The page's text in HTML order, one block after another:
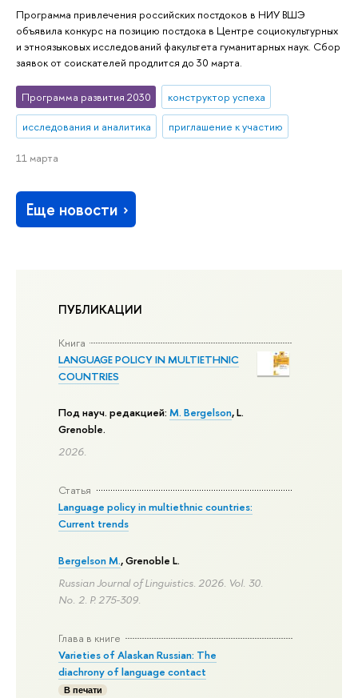
ПУБЛИКАЦИИ
Книга
LANGUAGE POLICY IN MULTIETHNIC
COUNTRIES
Под науч. редакцией:M. Bergelson, L.
Grenoble.
2026.
Статья
Language policy in multiethnic countries:
Current trends
Bergelson M., Grenoble L.
Russian Journal of Linguistics. 2026. Vol. 30.
No. 2. P. 275-309.
Глава в книге
Varieties of Alaskan Russian: The
diachrony of language contact
В печати
Программа привлечения российских постдоков в НИУ ВШЭ
объявила конкурс на позицию постдока в Центре социокультурных
и этноязыковых исследований факультета гуманитарных наук. Сбор
заявок от соискателей продлится до 30 марта.
Программа развития 2030 конструктор успеха
исследования и аналитика приглашение к участию
11 марта
Еще новости